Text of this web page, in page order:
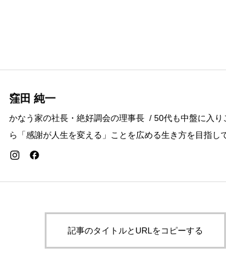
窪田 純一
かなう家の社長・絶好調会の理事長 / 50代も中盤に入
ら「感謝が人生を変える」ことを広める生き方を目指し
とカレー。
記事のタイトルとURLをコピーする